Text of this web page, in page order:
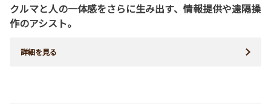
クルマと人の一体感をさらに生み出す、情報提供や遠隔操
作のアシスト。
詳細を見る